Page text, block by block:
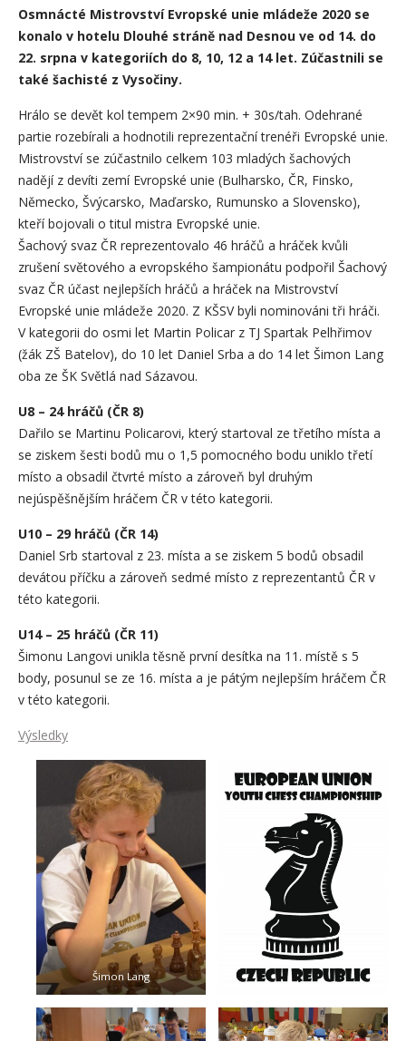
Osmnácté Mistrovství Evropské unie mládeže 2020 se
konalo v hotelu Dlouhé stráně nad Desnou ve od 14. do
22. srpna v kategoriích do 8, 10, 12 a 14 let. Zúčastnili se
také šachisté z Vysočiny.
Hrálo se devět kol tempem 2×90 min. + 30s/tah. Odehrané
partie rozebírali a hodnotili reprezentační trenéři Evropské unie.
Mistrovství se zúčastnilo celkem 103 mladých šachových
nadějí z devíti zemí Evropské unie (Bulharsko, ČR, Finsko,
Německo, Švýcarsko, Maďarsko, Rumunsko a Slovensko),
kteří bojovali o titul mistra Evropské unie.
Šachový svaz ČR reprezentovalo 46 hráčů a hráček kvůli
zrušení světového a evropského šampionátu podpořil Šachový
svaz ČR účast nejlepších hráčů a hráček na Mistrovství
Evropské unie mládeže 2020. Z KŠSV byli nominováni tři hráči.
V kategorii do osmi let Martin Policar z TJ Spartak Pelhřimov
(žák ZŠ Batelov), do 10 let Daniel Srba a do 14 let Šimon Lang
oba ze ŠK Světlá nad Sázavou.
U8 – 24 hráčů (ČR 8)
Dařilo se Martinu Policarovi, který startoval ze třetího místa a
se ziskem šesti bodů mu o 1,5 pomocného bodu uniklo třetí
místo a obsadil čtvrté místo a zároveň byl druhým
nejúspěšnějším hráčem ČR v této kategorii.
U10 – 29 hráčů (ČR 14)
Daniel Srb startoval z 23. místa a se ziskem 5 bodů obsadil
devátou příčku a zároveň sedmé místo z reprezentantů ČR v
této kategorii.
U14 – 25 hráčů (ČR 11)
Šimonu Langovi unikla těsně první desítka na 11. místě s 5
body, posunul se ze 16. místa a je pátým nejlepším hráčem ČR
v této kategorii.
Výsledky
Šimon Lang